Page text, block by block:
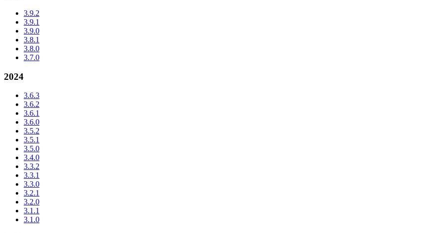
3.9.2
3.9.1
3.9.0
3.8.1
3.8.0
3.7.0
2024
3.6.3
3.6.2
3.6.1
3.6.0
3.5.2
3.5.1
3.5.0
3.4.0
3.3.2
3.3.1
3.3.0
3.2.1
3.2.0
3.1.1
3.1.0